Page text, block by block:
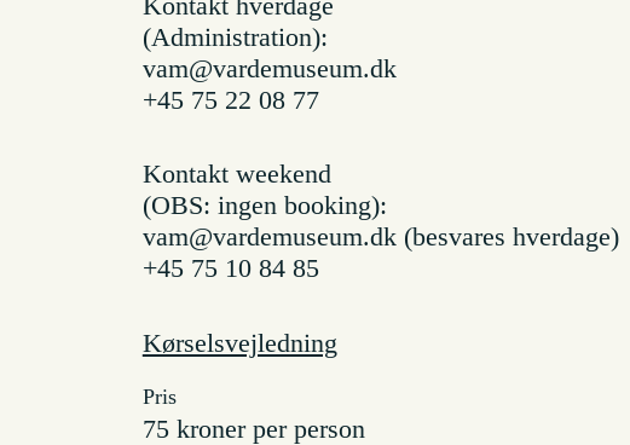
(Administration):
vam@vardemuseum.dk
+45 75 22 08 77
Kontakt weekend
(OBS: ingen booking):
vam@vardemuseum.dk (besvares hverdage)
+45 75 10 84 85
Kørselsvejledning
Pris
75 kroner per person